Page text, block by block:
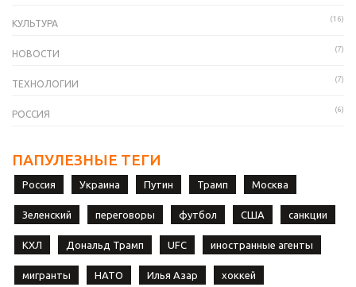
КУЛЬТУРА (16)
НОВОСТИ (7)
ТЕХНОЛОГИИ (7)
РОССИЯ (6)
ПАПУЛЕЗНЫЕ ТЕГИ
Россия Украина Путин Трамп Москва
Зеленский переговоры футбол США санкции
КХЛ Дональд Трамп UFC иностранные агенты
мигранты НАТО Илья Азар хоккей